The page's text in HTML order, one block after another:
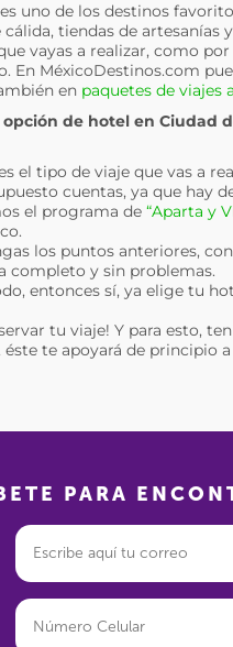
uno de los destinos
tiendas de artesanías
vayas a realizar, como
En MéxicoDestinos.com
en paquetes de viajes
de hotel en Ciudad
el tipo de viaje que vas a
cuentas, ya que hay
el programa de “Aparta y
los puntos anteriores,
completo y sin problemas.
entonces sí, ya elige tu
tu viaje! Y para esto,
éste te apoyará de principio
PARA